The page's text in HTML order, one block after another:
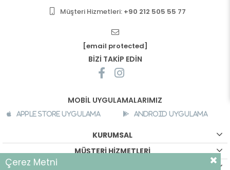
Müşteri Hizmetleri: +90 212 505 55 77
[email protected]
BİZİ TAKİP EDİN
MOBİL UYGULAMALARIMIZ
Apple Store Uygulama Android Uygulama
KURUMSAL
MÜŞTERİ HİZMETLERİ
Çerez Metni